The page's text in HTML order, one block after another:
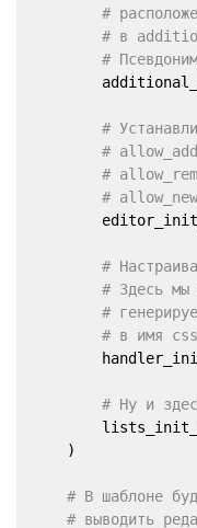
#
# в
#
#
#
#
#
#
# Здесь мы
#
# в имя css
# Ну и
    )
# В шаблоне
# выводить